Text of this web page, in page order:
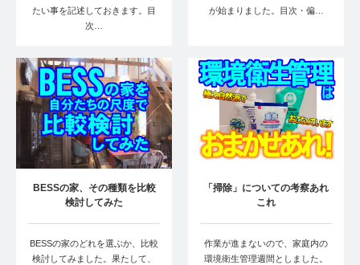
たい事を記述しておきます。目
次…
が始まりました。目次・偏…
BESSの家、その種類を比較
検討してみた
BESSの家のどれを選ぶか、比較
検討してみました。果たして、
「掃除」についての考察あれ
これ
作業が進まないので、家庭内の
環境衛生管理週間としました。